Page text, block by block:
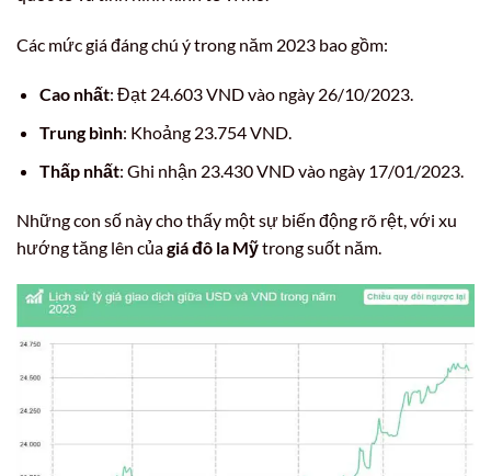
Các mức giá đáng chú ý trong năm 2023 bao gồm:
Cao nhất: Đạt 24.603 VND vào ngày 26/10/2023.
Trung bình: Khoảng 23.754 VND.
Thấp nhất: Ghi nhận 23.430 VND vào ngày 17/01/2023.
Những con số này cho thấy một sự biến động rõ rệt, với xu
hướng tăng lên củagiá đô la Mỹtrong suốt năm.